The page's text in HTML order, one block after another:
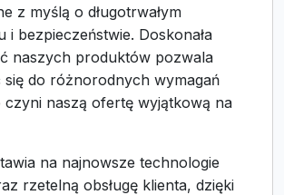
z myślą o długotrwałym
i bezpieczeństwie. Doskonała
naszych produktów pozwala
się do różnorodnych wymagań
czyni naszą ofertę wyjątkową na
na najnowsze technologie
rzetelną obsługę klienta, dzięki